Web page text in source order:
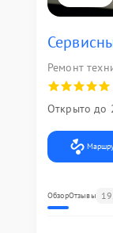
Ремонт
Открыто до
ОбзорОтзывы